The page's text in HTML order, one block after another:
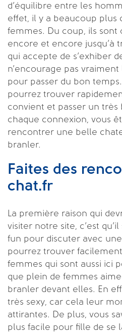
d’équilibre entre les
effet, il y a beaucoup plus
femmes. Du coup, ils sont
encore et encore jusqu’à
qui accepte de s’exhiber
n’encourage pas
pour passer du bon
pourrez trouver
convient et passer un très
chaque connexion, vous
rencontrer une belle
branler.
Faites des
chat.fr
La première raison qui
visiter notre site, c’est
fun pour discuter avec
pourrez trouver
femmes qui sont aussi ici
que plein de femmes
branler devant elles. En
très sexy, car cela leur
attirantes. De plus, vous
plus facile pour fille de se